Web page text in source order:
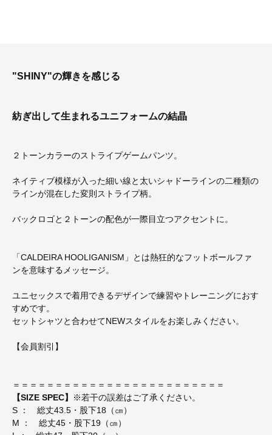
"SHINY"の輝きを感じる
紡ぎ出して生まれるユニフォームの結晶
２トーンカラーのストライプゲームパンツ。
ネイティブ模様が入った細い線と太いシャドーラインの二種類の
ラインが混在した変則ストライプ柄。
バックロゴと２トーンの配色が一際目立つアクセントに。
「CALDEIRA HOOLIGANISM」とは熱狂的なフットボールファ
ンを意味するメッセージ。
ユニセックスで着用できるデザインで練習やトレーニングにおす
すめです。
セットシャツと合わせてNEWスタイルをお楽しみください。
【会員割引】
＝＝＝＝＝＝＝＝＝＝＝＝＝＝＝＝＝＝＝＝＝＝＝＝＝
【SIZE SPEC】
※若干の誤差はご了承ください。
S ： 総丈43.5・股下18（㎝）
M ： 総丈45・股下19（㎝）